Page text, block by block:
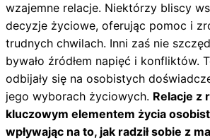
wzajemne relacje. Niektórzy bliscy
decyzje życiowe, oferując pomoc i
trudnych chwilach. Inni zaś nie
bywało źródłem napięć i konfliktów.
odbijały się na osobistych
jego wyborach życiowych. Relacje z
kluczowym elementem życia
wpływając na to, jak radził sobie z